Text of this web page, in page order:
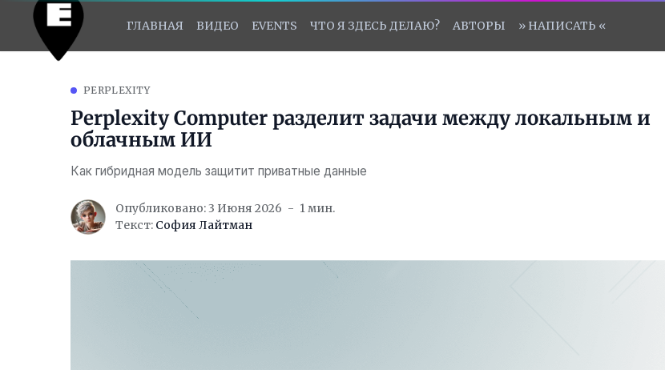
ГЛАВНАЯ ВИДЕО EVENTS ЧТО Я ЗДЕСЬ ДЕЛАЮ? АВТОРЫ » НАПИСАТЬ «
PERPLEXITY
Perplexity Computer разделит задачи между локальным и
облачным ИИ
Как гибридная модель защитит приватные данные
Опубликовано: 3 Июня 2026
1 мин.
Текст: София Лайтман